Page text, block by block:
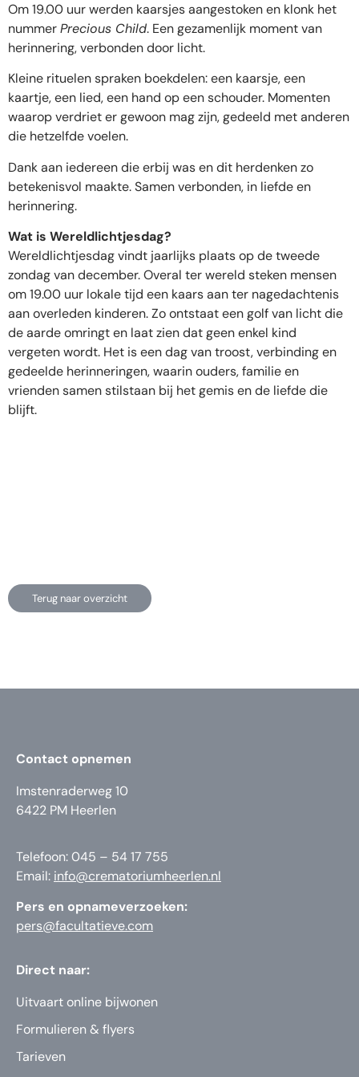
Om 19.00 uur werden kaarsjes aangestoken en klonk het
nummerPrecious Child. Een gezamenlijk moment van
herinnering, verbonden door licht.
Kleine rituelen spraken boekdelen: een kaarsje, een
kaartje, een lied, een hand op een schouder. Momenten
waarop verdriet er gewoon mag zijn, gedeeld met anderen
die hetzelfde voelen.
Dank aan iedereen die erbij was en dit herdenken zo
betekenisvol maakte. Samen verbonden, in liefde en
herinnering.
Wat is Wereldlichtjesdag?
Wereldlichtjesdag vindt jaarlijks plaats op de tweede
zondag van december. Overal ter wereld steken mensen
om 19.00 uur lokale tijd een kaars aan ter nagedachtenis
aan overleden kinderen. Zo ontstaat een golf van licht die
de aarde omringt en laat zien dat geen enkel kind
vergeten wordt. Het is een dag van troost, verbinding en
gedeelde herinneringen, waarin ouders, familie en
vrienden samen stilstaan bij het gemis en de liefde die
blijft.
Terug naar overzicht
Contact opnemen
Imstenraderweg 10
6422 PM Heerlen
Telefoon: 045 – 54 17 755
Email: info@crematoriumheerlen.nl
Pers en opnameverzoeken:
pers@facultatieve.com
Direct naar:
Uitvaart online bijwonen
Formulieren & flyers
Tarieven